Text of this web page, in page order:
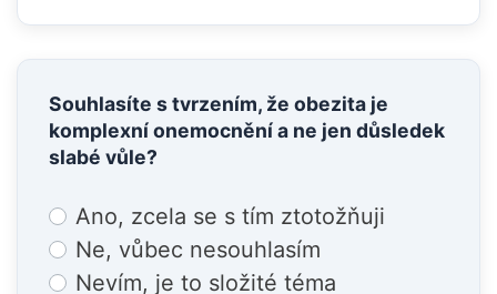
Souhlasíte s tvrzením, že obezita je
komplexní onemocnění a ne jen důsledek
slabé vůle?
Choices
Ano, zcela se s tím ztotožňuji
Ne, vůbec nesouhlasím
Nevím, je to složité téma